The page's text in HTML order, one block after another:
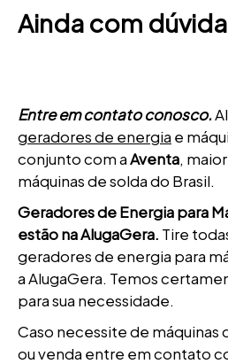
Ainda com
Entre em contato conosco.
geradores de energia e
conjunto com aAventa,
máquinas de solda do Brasil.
Geradores de Energia para
estão na AlugaGera. Tire
geradores de energia para
a AlugaGera. Temos
para sua necessidade.
Caso necessite de máquinas
ou venda entre em contato